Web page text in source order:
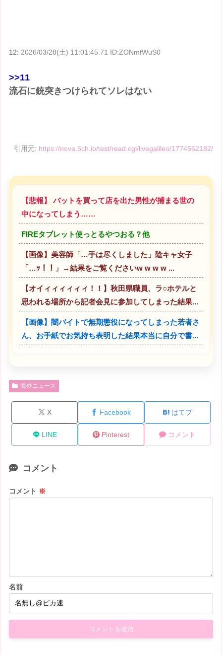
12: 2026/03/28(土) 11:01:45.71 ID:ZONmfWuS0
>>11
流石に銃突きつけられてソレはない
引用元: https://nova.5ch.io/test/read.cgi/livegalileo/1774662182/
【悲報】 バットを買って店を出た男性が捕まる世の
中になってしまう……
FIREタブレット使っとるやつおる？他
【画像】美容師「…手は尽くしました」陰キャ女子
「…ｯ！！」→結果をご覧くださいw w w w ...
【オイィィィィィィ！！】秋田県職員、ラ○ホテルと
思われる場所から記者会見に参加してしまった結果...
【画像】闇バイトで無期懲役になってしまった若者さ
ん、お手紙でお気持ち表明した結果本当に自分で書...
海外ニュース
X Facebook はてブ
LINE Pinterest コメント
コメント
コメント ※
名前